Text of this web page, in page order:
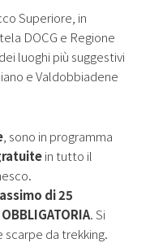
Superiore, in
DOCG e Regione
luoghi più suggestivi
e Valdobbiadene
, sono in programma
in tutto il
di 25
. Si
da trekking.